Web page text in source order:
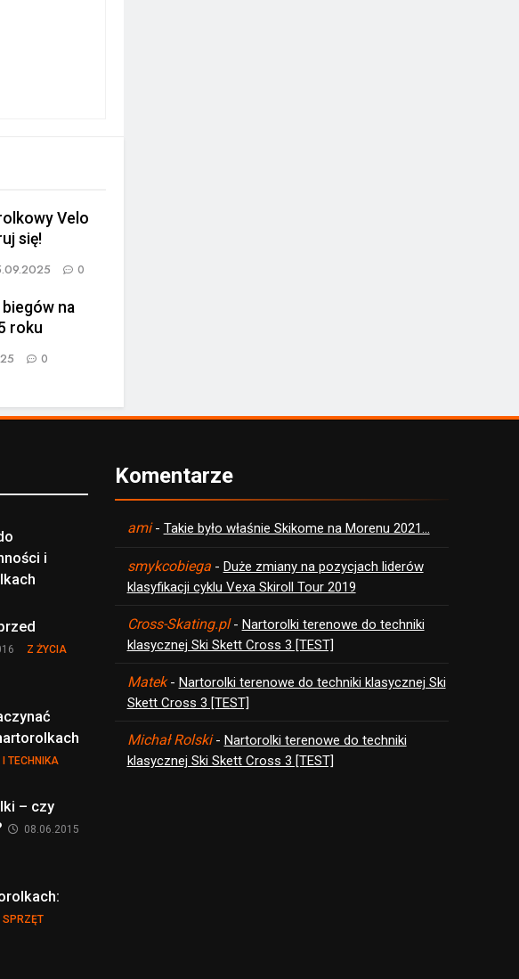
Velo
się!
0
na
roku
0
i
Z ŻYCIA
I TECHNIKA
– czy
08.06.2015
SPRZĘT
Komentarze
ami- Takie było właśnie Skikome na Morenu 2021…
smykcobiega- Duże zmiany na pozycjach liderów
klasyfikacji cyklu Vexa Skiroll Tour 2019
Cross-Skating.pl- Nartorolki terenowe do techniki
klasycznej Ski Skett Cross 3 [TEST]
Matek- Nartorolki terenowe do techniki klasycznej Ski
Skett Cross 3 [TEST]
Michał Rolski- Nartorolki terenowe do techniki
klasycznej Ski Skett Cross 3 [TEST]